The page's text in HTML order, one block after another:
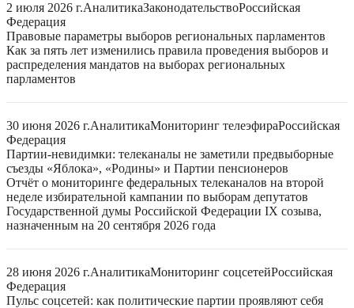
2 июля 2026 г.АналитикаЗаконодательствоРоссийская
Федерация
Правовые параметры выборов региональных парламентов
Как за пять лет изменились правила проведения выборов и
распределения мандатов на выборах региональных
парламентов
30 июня 2026 г.АналитикаМониторинг телеэфираРоссийская
Федерация
Партии-невидимки: телеканалы не заметили предвыборные
съезды «Яблока», «Родины» и Партии пенсионеров
Отчёт о мониторинге федеральных телеканалов на второй
неделе избирательной кампании по выборам депутатов
Государственной думы Российской Федерации IX созыва,
назначенным на 20 сентября 2026 года
28 июня 2026 г.АналитикаМониторинг соцсетейРоссийская
Федерация
Пульс соцсетей: как политические партии проявляют себя